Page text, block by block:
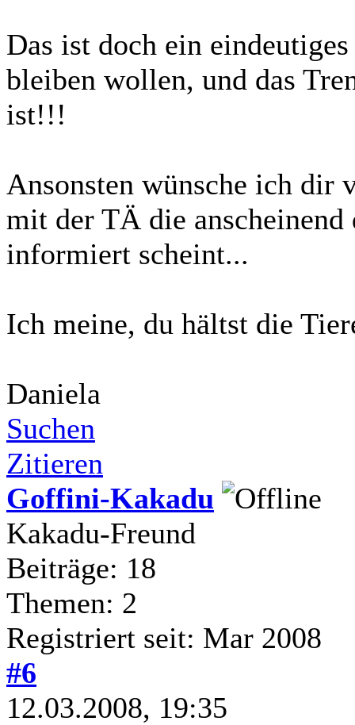
Das ist doch ein
bleiben wollen, und das
ist!!!
Ansonsten wünsche ich dir
mit der TÄ die anscheinend
informiert scheint...
Ich meine, du hältst die
Daniela
Suchen
Zitieren
Goffini-Kakadu
Kakadu-Freund
Beiträge: 18
Themen: 2
Registriert seit: Mar 2008
#6
12.03.2008, 19:35